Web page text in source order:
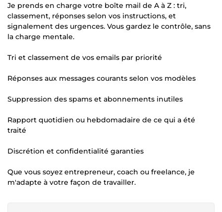
Je prends en charge votre boîte mail de A à Z : tri,
classement, réponses selon vos instructions, et
signalement des urgences. Vous gardez le contrôle, sans
la charge mentale.
Tri et classement de vos emails par priorité
Réponses aux messages courants selon vos modèles
Suppression des spams et abonnements inutiles
Rapport quotidien ou hebdomadaire de ce qui a été
traité
Discrétion et confidentialité garanties
Que vous soyez entrepreneur, coach ou freelance, je
m'adapte à votre façon de travailler.